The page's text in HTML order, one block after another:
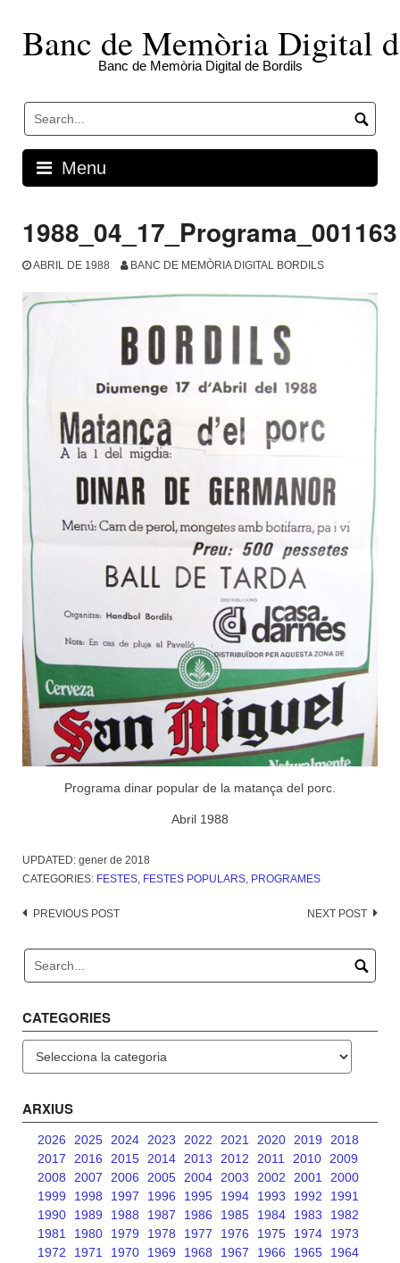
contentBanc de Memòria Digital
Banc de Memòria Digital de Bordils
Menu
1988_04_17_Programa_001163
ABRIL DE 1988 BANC DE MEMÒRIA DIGITAL BORDILS
Programa dinar popular de la matança del porc.
Abril 1988
UPDATED: gener de 2018
CATEGORIES: FESTES, FESTES POPULARS, PROGRAMES
Post
PREVIOUS POST NEXT POST
CATEGORIES
ARXIUS
2026 2025 2024 2023 2022 2021 2020 2019
2018
2017
2016 2015 2014 2013 2012 2011 2010
2009
2008
2007 2006 2005 2004 2003 2002 2001
2000
1999
1998 1997 1996 1995 1994 1993 1992
1991
1990
1989 1988 1987 1986 1985 1984 1983
1982
1981
1980 1979 1978 1977 1976 1975 1974
1973
1972
1971 1970 1969 1968 1967 1966 1965
1964